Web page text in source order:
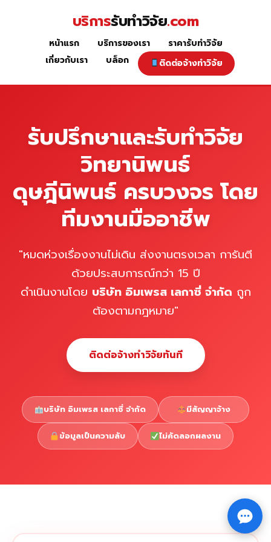
หน้าแรก
Copyright © 2026 รับทำวิจัย รับทำวิทยานิพนธ์ รับทำ⇧
บริการรับทำวิจัย.com
หน้าแรก บริการของเรา
ราคารับทำวิจัย
เกี่ยวกับเรา
บล็อก ติดต่อจ้างทำวิจัย
รับปรึกษาและรับทำวิจัย
วิทยานิพนธ์
ดุษฎีนิพนธ์ ครบวงจร โดย
ทีมงานมืออาชีพ
"หมดห่วงเรื่องงานไม่เดิน ส่งงานตรงเวลา การันตี
ด้วยประสบการณ์กว่า 15 ปี
ดำเนินงานโดย บริษัท อิมเพรส เลกาซี่ จำกัด ถูก
ต้องตามกฎหมาย"
ติดต่อจ้างทำวิจัยทันที
บริษัท อิมเพรส เลกาซี่ จำกัด มีสัญญาจ้าง
ข้อมูลเป็นความลับ ไม่คัดลอกผลงาน